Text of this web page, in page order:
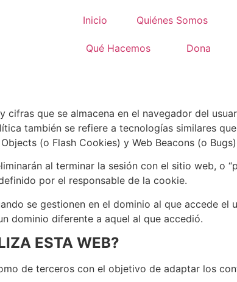
Inicio Quiénes Somos
Qué Hacemos Dona
que se almacena en el navegador del
también se refiere a tecnologías similares
(o Flash Cookies) y Web Beacons (o
al terminar la sesión con el sitio web, o
por el responsable de la cookie.
se gestionen en el dominio al que accede
dominio diferente a aquel al que accedió.
ESTA WEB?
de terceros con el objetivo de adaptar los